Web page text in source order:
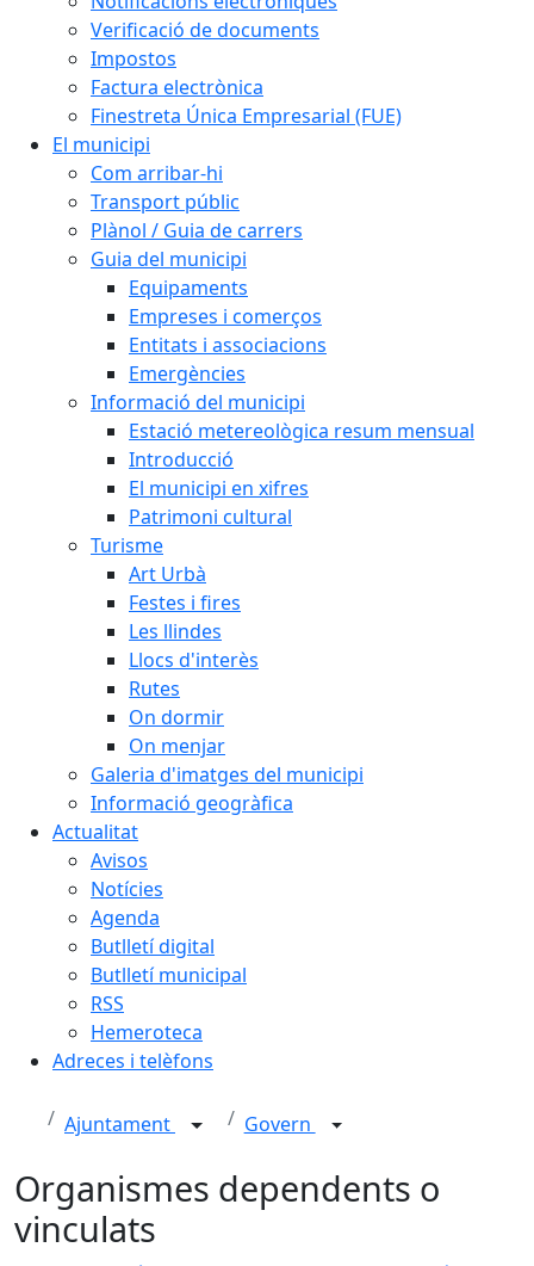
Verificació de documents
Impostos
Factura electrònica
Finestreta Única Empresarial (FUE)
El municipi
Com arribar-hi
Transport públic
Plànol / Guia de carrers
Guia del municipi
Equipaments
Empreses i comerços
Entitats i associacions
Emergències
Informació del municipi
Estació metereològica resum mensual
Introducció
El municipi en xifres
Patrimoni cultural
Turisme
Art Urbà
Festes i fires
Les llindes
Llocs d'interès
Rutes
On dormir
On menjar
Galeria d'imatges del municipi
Informació geogràfica
Actualitat
Avisos
Notícies
Agenda
Butlletí digital
Butlletí municipal
RSS
Hemeroteca
Adreces i telèfons
Ajuntament Govern
Organismes dependents o
vinculats